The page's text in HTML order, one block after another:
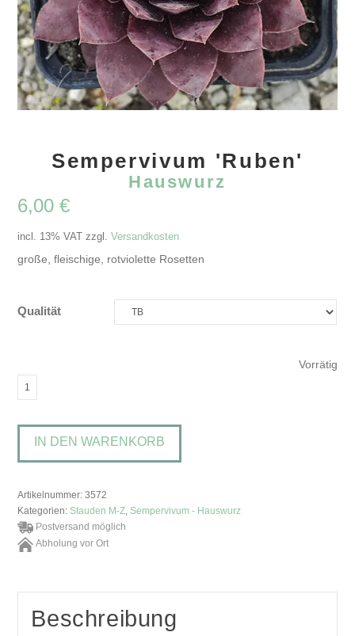
Sempervivum 'Ruben'
Hauswurz
6,00€
incl. 13% VAT zzgl.Versandkosten
große, fleischige, rotviolette Rosetten
Qualität
Vorrätig
Sempervivum
Menge
IN DEN WARENKORB
Artikelnummer:3572
Kategorien: Stauden M-Z Sempervivum - Hauswurz
Postversand möglich
Abholung vor Ort
Beschreibung